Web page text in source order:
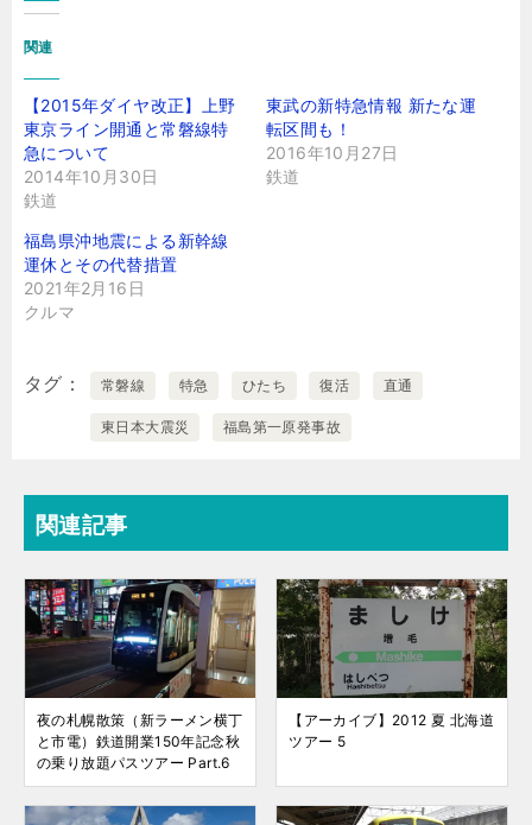
関連
【2015年ダイヤ改正】上野
東京ライン開通と常磐線特
急について
2014年10月30日
鉄道
東武の新特急情報 新たな運
転区間も！
2016年10月27日
鉄道
福島県沖地震による新幹線
運休とその代替措置
2021年2月16日
クルマ
タグ 常磐線 特急 ひたち 復活 直通
東日本大震災 福島第一原発事故
関連記事
夜の札幌散策（新ラーメン横丁
と市電）鉄道開業150年記念秋
の乗り放題パスツアー Part.6
【アーカイブ】2012 夏 北海道
ツアー 5